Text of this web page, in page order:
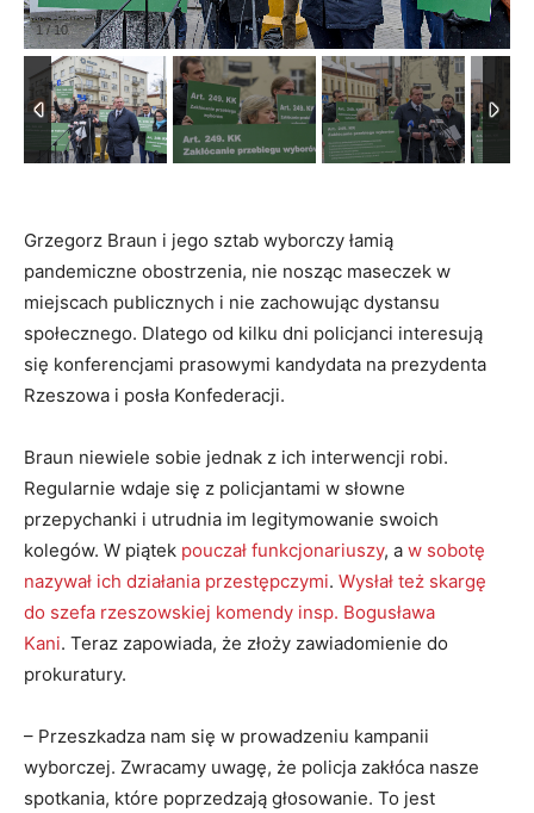
1/10
Grzegorz Braun i jego sztab wyborczy łamią
pandemiczne obostrzenia, nie nosząc maseczek w
miejscach publicznych i nie zachowując dystansu
społecznego. Dlatego od kilku dni policjanci interesują
się konferencjami prasowymi kandydata na prezydenta
Rzeszowa i posła Konfederacji.
Braun niewiele sobie jednak z ich interwencji robi.
Regularnie wdaje się z policjantami w słowne
przepychanki i utrudnia im legitymowanie swoich
kolegów. W piątek pouczał funkcjonariuszy, a w sobotę
nazywał ich działania przestępczymi. Wysłał też skargę
do szefa rzeszowskiej komendy insp. Bogusława
Kani. Teraz zapowiada, że złoży zawiadomienie do
prokuratury.
– Przeszkadza nam się w prowadzeniu kampanii
wyborczej. Zwracamy uwagę, że policja zakłóca nasze
spotkania, które poprzedzają głosowanie. To jest